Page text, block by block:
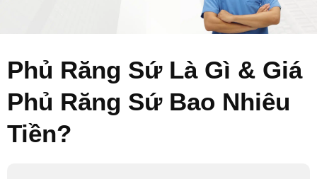
Phủ Răng Sứ Là Gì & Giá
Phủ Răng Sứ Bao Nhiêu
Tiền?